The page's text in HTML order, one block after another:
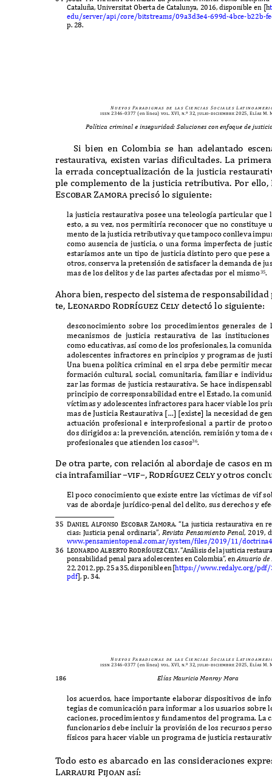
Cataluña, UniversitatOberta de Catalunya, 2016,disponible en [h
edu /server/api /core/bitstreams/09a3d3e4-699d-4bce-b22b-
p. 28.
N u e v o s Pa r a d i g m a s d e l a s C i e n c i a s S o c i a l e s L at i n o a m e r i
issn 2346-0377(en línea) vol. XVI, n.º 32, julio-diciembre 2025, Elías M.
Política criminal e inseguridad: Soluciones con enfoque de
Si bien en Colombia se han adelantado
restaurativa, existen varias dificultades. La
la errada conceptualización de la justicia
ple complemento de la justicia retributiva. Por ello,
Escobar Zamoraprecisó lo siguiente:
la justicia restaurativa posee una teleología particular
esto, a su vez,nos permitiría reconocer que no constituye
mento de la justicia retributiva y que tampoco conlleva
como ausencia de justicia,o una forma imperfecta de
estaríamos ante un tipo de justicia distinto pero que pese
otros,conserva la pretensión de satisfacer la demanda de
mas de los delitos y de las partes afectadas por el mismo35.
Ahora bien,respecto del sistema de responsabilidad
te, Leonardo Rodríguez Celydetectólo siguiente:
desconocimiento sobre los procedimientos generales
mecanismos de justicia restaurativa de las
como educativas,asícomo de los profesionales,la
adolescentes infractores en principios y programas de
Una buena política criminal en el srpa debe permitir
formación cultural, social,comunitaria,familiar e
zar las formas de justicia restaurativa. Se hace
principio de corresponsabilidad entre elEstado,la
víctimas y adolescentes infractores para hacer viable los
mas deJusticiaRestaurativa […] [existe] la necesidad de
actuación profesional e interprofesional a partir de
dos dirigidos a:la prevención,atención, remisión y toma de
profesionales que atienden los casos36.
De otra parte, con relación al abordaje de casos en
cia intrafamiliar–vif–, Rodríguez Celyy otros
El poco conocimiento que existe entre las víctimas de vif
vas de abordaje jurídico-penal del delito, sus derechos y
35 Daniel Alfonso Escobar Zamora. “La justicia restaurativa en
cias: Justicia penal ordinaria”, Revista Pensamiento Penal, 2019,
www.pensamientopenal.com.ar/system/files/2019/11/doctrina
36 Leonardo Alberto RodríguezCely. “Análisis de la justicia
ponsabilidad penal para adolescentes en Colombia”,en Anuario de
22, 2012,pp. 25a35,disponibleen [https://www.redalyc.org/pdf/
pdf],p. 34.
N u e v o s Pa r a d i g m a s d e l a s C i e n c i a s S o c i a l e s L at i n o a m e r i
issn 2346-0377(en línea) vol. XVI, n.º 32, julio-diciembre 2025, Elías M.
186 Elías Mauricio Monroy Mora
los acuerdos, hace importante elaborar dispositivos de
tegias de comunicación para informar a los usuarios sobre
caciones,procedimientos y fundamentos del programa. La
funcionarios debe incluir la provisión de los recursos
físicos para hacer viable un programa de justicia
Todo esto es abarcado en las consideraciones ex
Larrauri Pijoanasí: